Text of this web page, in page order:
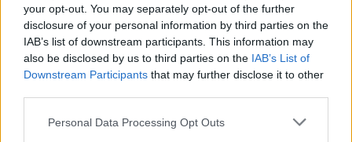
your opt-out. You may separately opt-out of the further
disclosure of your personal information by third parties on the
IAB’s list of downstream participants. This information may
also be disclosed by us to third parties on the IAB’s List of
Downstream Participants that may further disclose it to other
Please note that this website/app uses one or more Google
Personal Data Processing Opt Outs